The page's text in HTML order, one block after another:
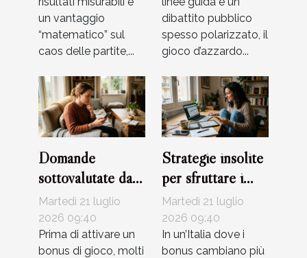
un vantaggio
“matematico” sul
caos delle partite,...
dibattito pubblico
spesso polarizzato, il
gioco d’azzardo...
Domande
sottovalutate da
porsi prima di
usare un bonus di
gioco
Martedì 21 luglio
2026 09:40
Prima di attivare un
bonus di gioco, molti
Strategie insolite
per sfruttare i
bonus senza
rischiare
Martedì 21 luglio
2026 09:40
In un’Italia dove i
bonus cambiano più